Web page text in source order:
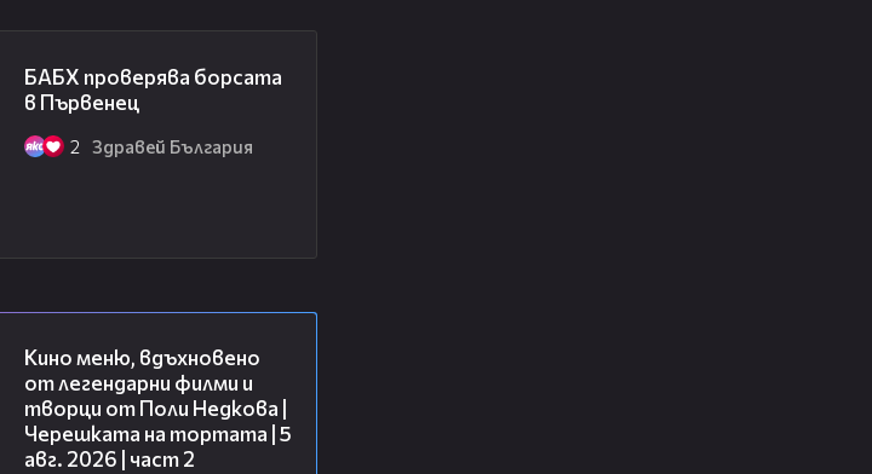
БАБХ проверява борсата
в Първенец
2 Здравей България
Кино меню, вдъхновено
от легендарни филми и
творци от Поли Недкова |
Черешката на тортата | 5
авг. 2026 | част 2